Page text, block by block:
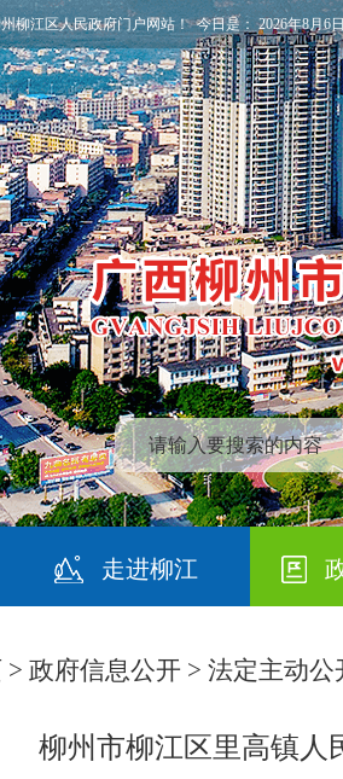
柳江区人民政府门户网站！ 今日是：2026年8月
走进柳江
> 政府信息公开 > 法定主动公
柳州市柳江区里高镇人